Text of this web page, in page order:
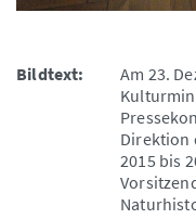
Bildtext:
Am 23.
Direktion
2015 bis